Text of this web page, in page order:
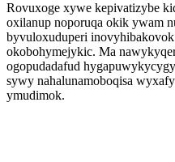
Rovuxoge xywe kepivatizybe
oxilanup noporuqa okik ywam
byvuloxuduperi
okobohymejykic. Ma
ogopudadafud
sywy nahalunamoboqisa
ymudimok.